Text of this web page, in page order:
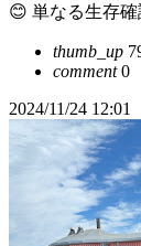
😊 単なる生存
thumb_up
comment0
2024/11/24 12:01